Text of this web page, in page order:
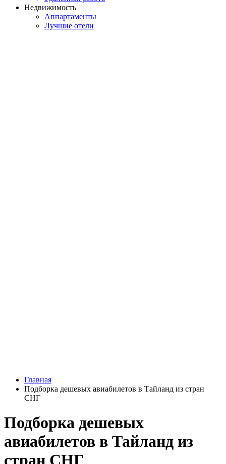
Недвижимость
Аппартаменты
Лучшие отели
Главная
Подборка дешевых авиабилетов в Тайланд из стран
СНГ
Подборка дешевых
авиабилетов в Тайланд из
стран СНГ